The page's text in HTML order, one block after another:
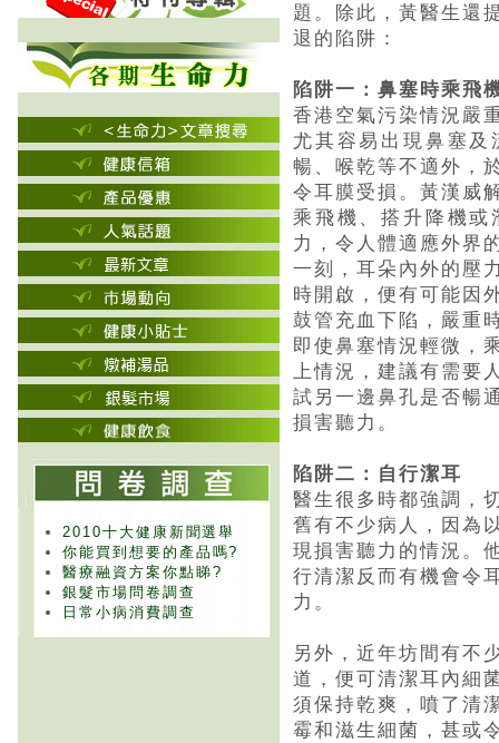
2010十大健康新聞選舉
你能買到想要的產品嗎?
醫療融資方案你點睇?
銀髮市場問卷調查
日常小病消費調查
題。除此，黃醫生還
退的陷阱：
陷阱一：鼻塞時乘飛
香港空氣污染情況嚴
尤其容易出現鼻塞
暢、喉乾等不適外，
令耳膜受損。黃漢威
乘飛機、搭升降機
力，令人體適應外界
一刻，耳朵內外的壓
時開啟，便有可能因
鼓管充血下陷，嚴重
即使鼻塞情況輕微，
上情況，建議有需要
試另一邊鼻孔是否暢
損害聽力。
陷阱二：自行潔耳
醫生很多時都強調，
舊有不少病人，因為
現損害聽力的情況。
行清潔反而有機會令
力。
另外，近年坊間有不
道，便可清潔耳內細
須保持乾爽，噴了清
霉和滋生細菌，甚或